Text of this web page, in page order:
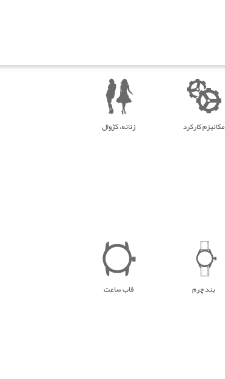
زنانه، کژوال مکانیزم کارکرد
قاب ساعت بند چرم